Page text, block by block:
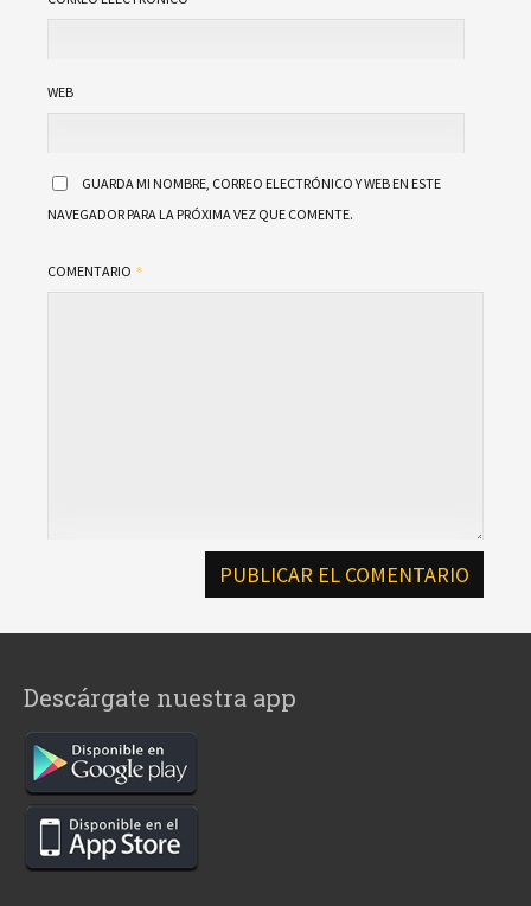
WEB
GUARDA MI NOMBRE, CORREO ELECTRÓNICO Y WEB EN ESTE
NAVEGADOR PARA LA PRÓXIMA VEZ QUE COMENTE.
COMENTARIO
Descárgate nuestra app